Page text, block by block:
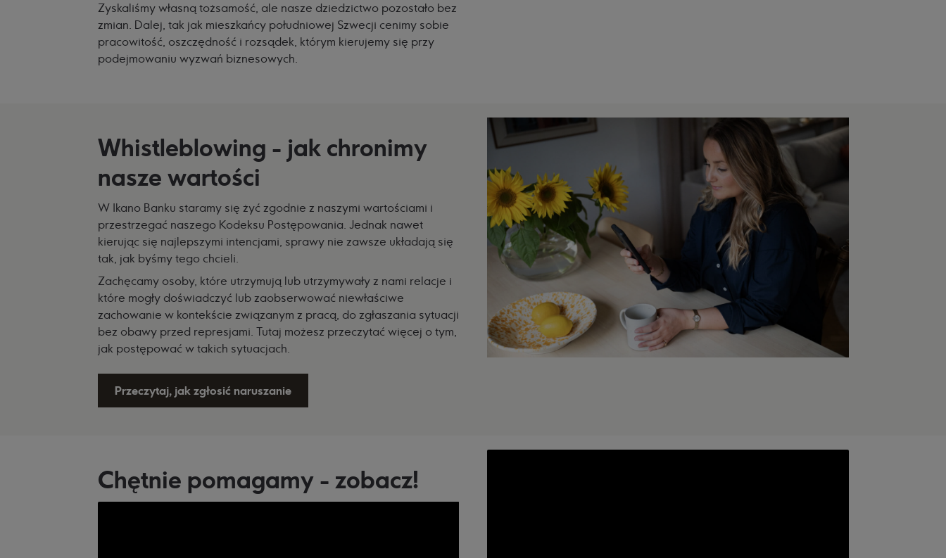
Zyskaliśmy własną tożsamość, ale nasze dziedzictwo pozostało bez
zmian. Dalej, tak jak mieszkańcy południowej Szwecji cenimy sobie
pracowitość, oszczędność i rozsądek, którym kierujemy się przy
podejmowaniu wyzwań biznesowych.
Whistleblowing - jak chronimy
nasze wartości
W Ikano Banku staramy się żyć zgodnie z naszymi wartościami i
przestrzegać naszego Kodeksu Postępowania. Jednak nawet
kierując się najlepszymi intencjami, sprawy nie zawsze układają się
tak, jak byśmy tego chcieli.
Zachęcamy osoby, które utrzymują lub utrzymywały z nami relacje i
które mogły doświadczyć lub zaobserwować niewłaściwe
zachowanie w kontekście związanym z pracą, do zgłaszania sytuacji
bez obawy przed represjami. Tutaj możesz przeczytać więcej o tym,
jak postępować w takich sytuacjach.
Przeczytaj, jak zgłosić naruszanie
Chętnie pomagamy - zobacz!